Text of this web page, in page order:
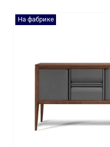
На фабрике